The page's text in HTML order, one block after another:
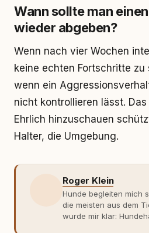
Wann sollte man
wieder abgeben?
Wenn nach vier Wochen
keine echten Fortschritte zu
wenn ein
nicht kontrollieren lässt.
Ehrlich hinzuschauen
Halter, die Umgebung.
Roger Klein
Hunde begleiten mich
die meisten aus dem
wurde mir klar: